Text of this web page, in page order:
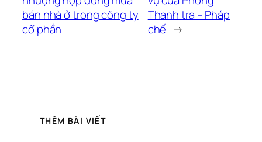
bán nhà ở trong công ty
cổ phần
Thanh tra – Pháp
chế →
THÊM BÀI VIẾT